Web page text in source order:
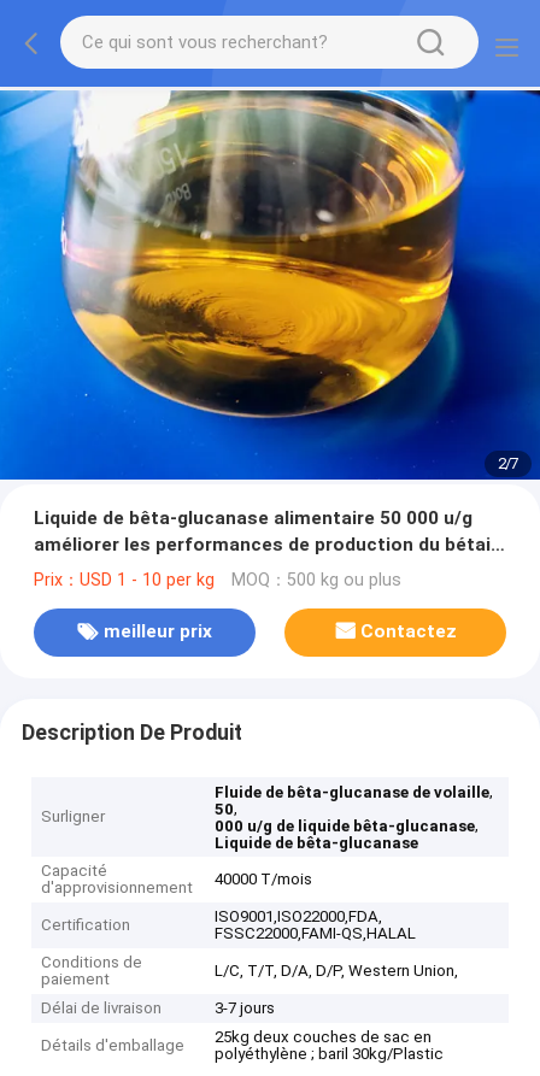
2/7
Liquide de bêta-glucanase alimentaire 50 000 u/g
améliorer les performances de production du bétail
et de la volaille
Prix：USD 1 - 10 per kg MOQ：500 kg ou plus
meilleur prix Contactez
Description De Produit
Surligner
Fluide de bêta-glucanase de volaille,
50,
000 u/g de liquide bêta-glucanase,
Liquide de bêta-glucanase
Capacité
d'approvisionnement
40000 T/mois
Certification
ISO9001,ISO22000,FDA,
FSSC22000,FAMI-QS,HALAL
Conditions de
paiement
L/C, T/T, D/A, D/P, Western Union,
Délai de livraison 3-7 jours
Détails d'emballage
25kg deux couches de sac en
polyéthylène ; baril 30kg/Plastic